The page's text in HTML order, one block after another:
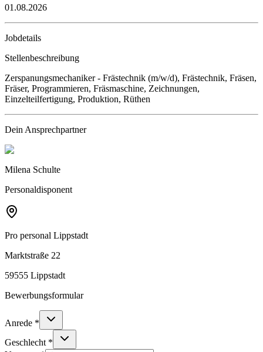
01.08.2026
Jobdetails
Stellenbeschreibung
Zerspanungsmechaniker - Frästechnik (m/w/d), Frästechnik, Fräsen,
Fräser, Programmieren, Fräsmaschine, Zeichnungen,
Einzelteilfertigung, Produktion, Rüthen
Dein Ansprechpartner
Milena Schulte
Personaldisponent
Pro personal Lippstadt
Marktstraße 22
59555 Lippstadt
Bewerbungsformular
Anrede *
Geschlecht *